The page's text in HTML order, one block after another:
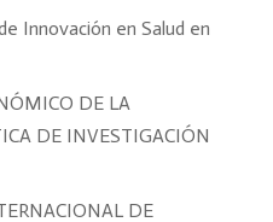
Innovación en Salud en
DE LA
DE INVESTIGACIÓN
DE